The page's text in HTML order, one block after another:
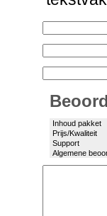
Inhoud pakket
Prijs/Kwaliteit
Support
Algemene